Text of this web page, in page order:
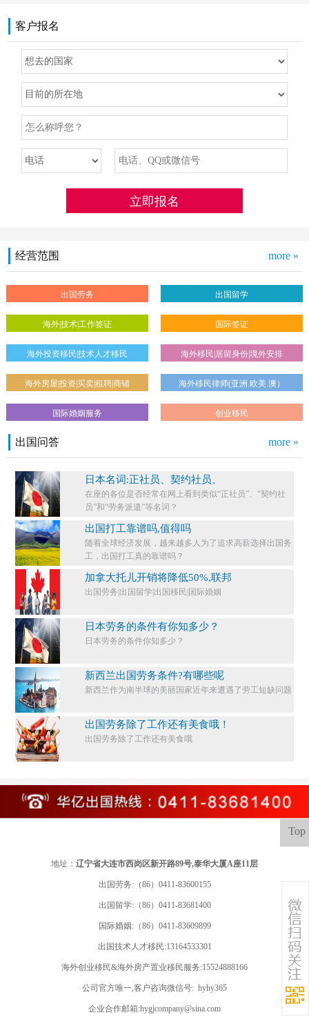
客户报名
经营范围 more »
出国劳务 出国留学
海外|技术|工作签证 国际签证
海外投资移民|技术人才移民 海外移民|居留身份|境外安排
海外房屋|投资|买卖|租聘|商铺 海外移民律师(亚洲.欧美.澳）
国际婚姻服务 创业移民
出国问答 more »
日本名词:正社员、契约社员、
在座的各位是否经常在网上看到类似“正社员”、“契约社
员”和“劳务派遣”等名词？
出国打工靠谱吗,值得吗
随着全球经济发展，越来越多人为了追求高薪选择出国务
工，出国打工真的靠谱吗？
加拿大托儿开销将降低50%,联邦
出国劳务|出国留学|出国移民|国际婚姻
日本劳务的条件有你知多少？
日本劳务的条件你知多少？​
新西兰出国劳务条件?有哪些呢
新西兰作为南半球的美丽国家近年来遭遇了劳工短缺问题
出国劳务除了工作还有美食哦！
出国劳务除了工作还有美食哦
Top
地址： 辽宁省大连市西岗区新开路89号,泰华大厦A座11层
出国劳务:（86）0411-83600155
出国留学:（86）0411-83681400
国际婚姻:（86）0411-83609899
出国技术人才移民:13164533301
海外创业移民&海外房产置业移民服务:15524888166
公司官方唯一,客户咨询微信号: hyhy365
企业合作邮箱:hygjcompany@sina.com